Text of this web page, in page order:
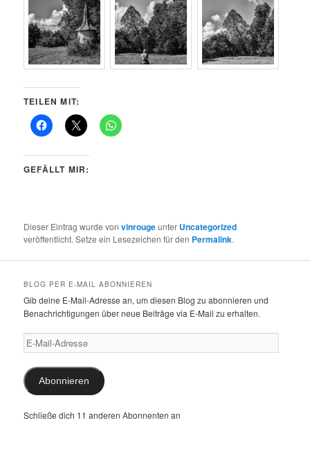
TEILEN MIT:
GEFÄLLT MIR:
Dieser Eintrag wurde vonvinrougeunter Uncategorized
veröffentlicht. Setze ein Lesezeichen für den Permalink.
BLOG PER E-MAIL ABONNIEREN
Gib deine E-Mail-Adresse an, um diesen Blog zu abonnieren und
Benachrichtigungen über neue Beiträge via E-Mail zu erhalten.
E-
Mail-
Adresse
Abonnieren
Schließe dich 11 anderen Abonnenten an